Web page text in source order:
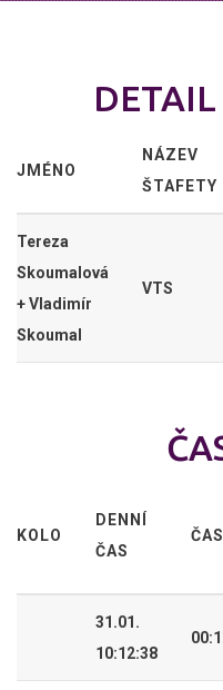
JMÉNO
NÁZEV
ŠTAFETY
Tereza
Skoumalová
+ Vladimír
Skoumal
VTS
KOLO
DENNÍ
ČAS
ČAS
31.01.
10:12:38